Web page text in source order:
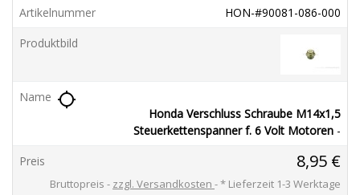
HON-#90081-086-000
Honda Verschluss Schraube M14x1,5
Steuerkettenspanner f. 6 Volt Motoren -
location_searching
8,95 €
Bruttopreis zzgl. Versandkosten * Lieferzeit 1-3 Werktage